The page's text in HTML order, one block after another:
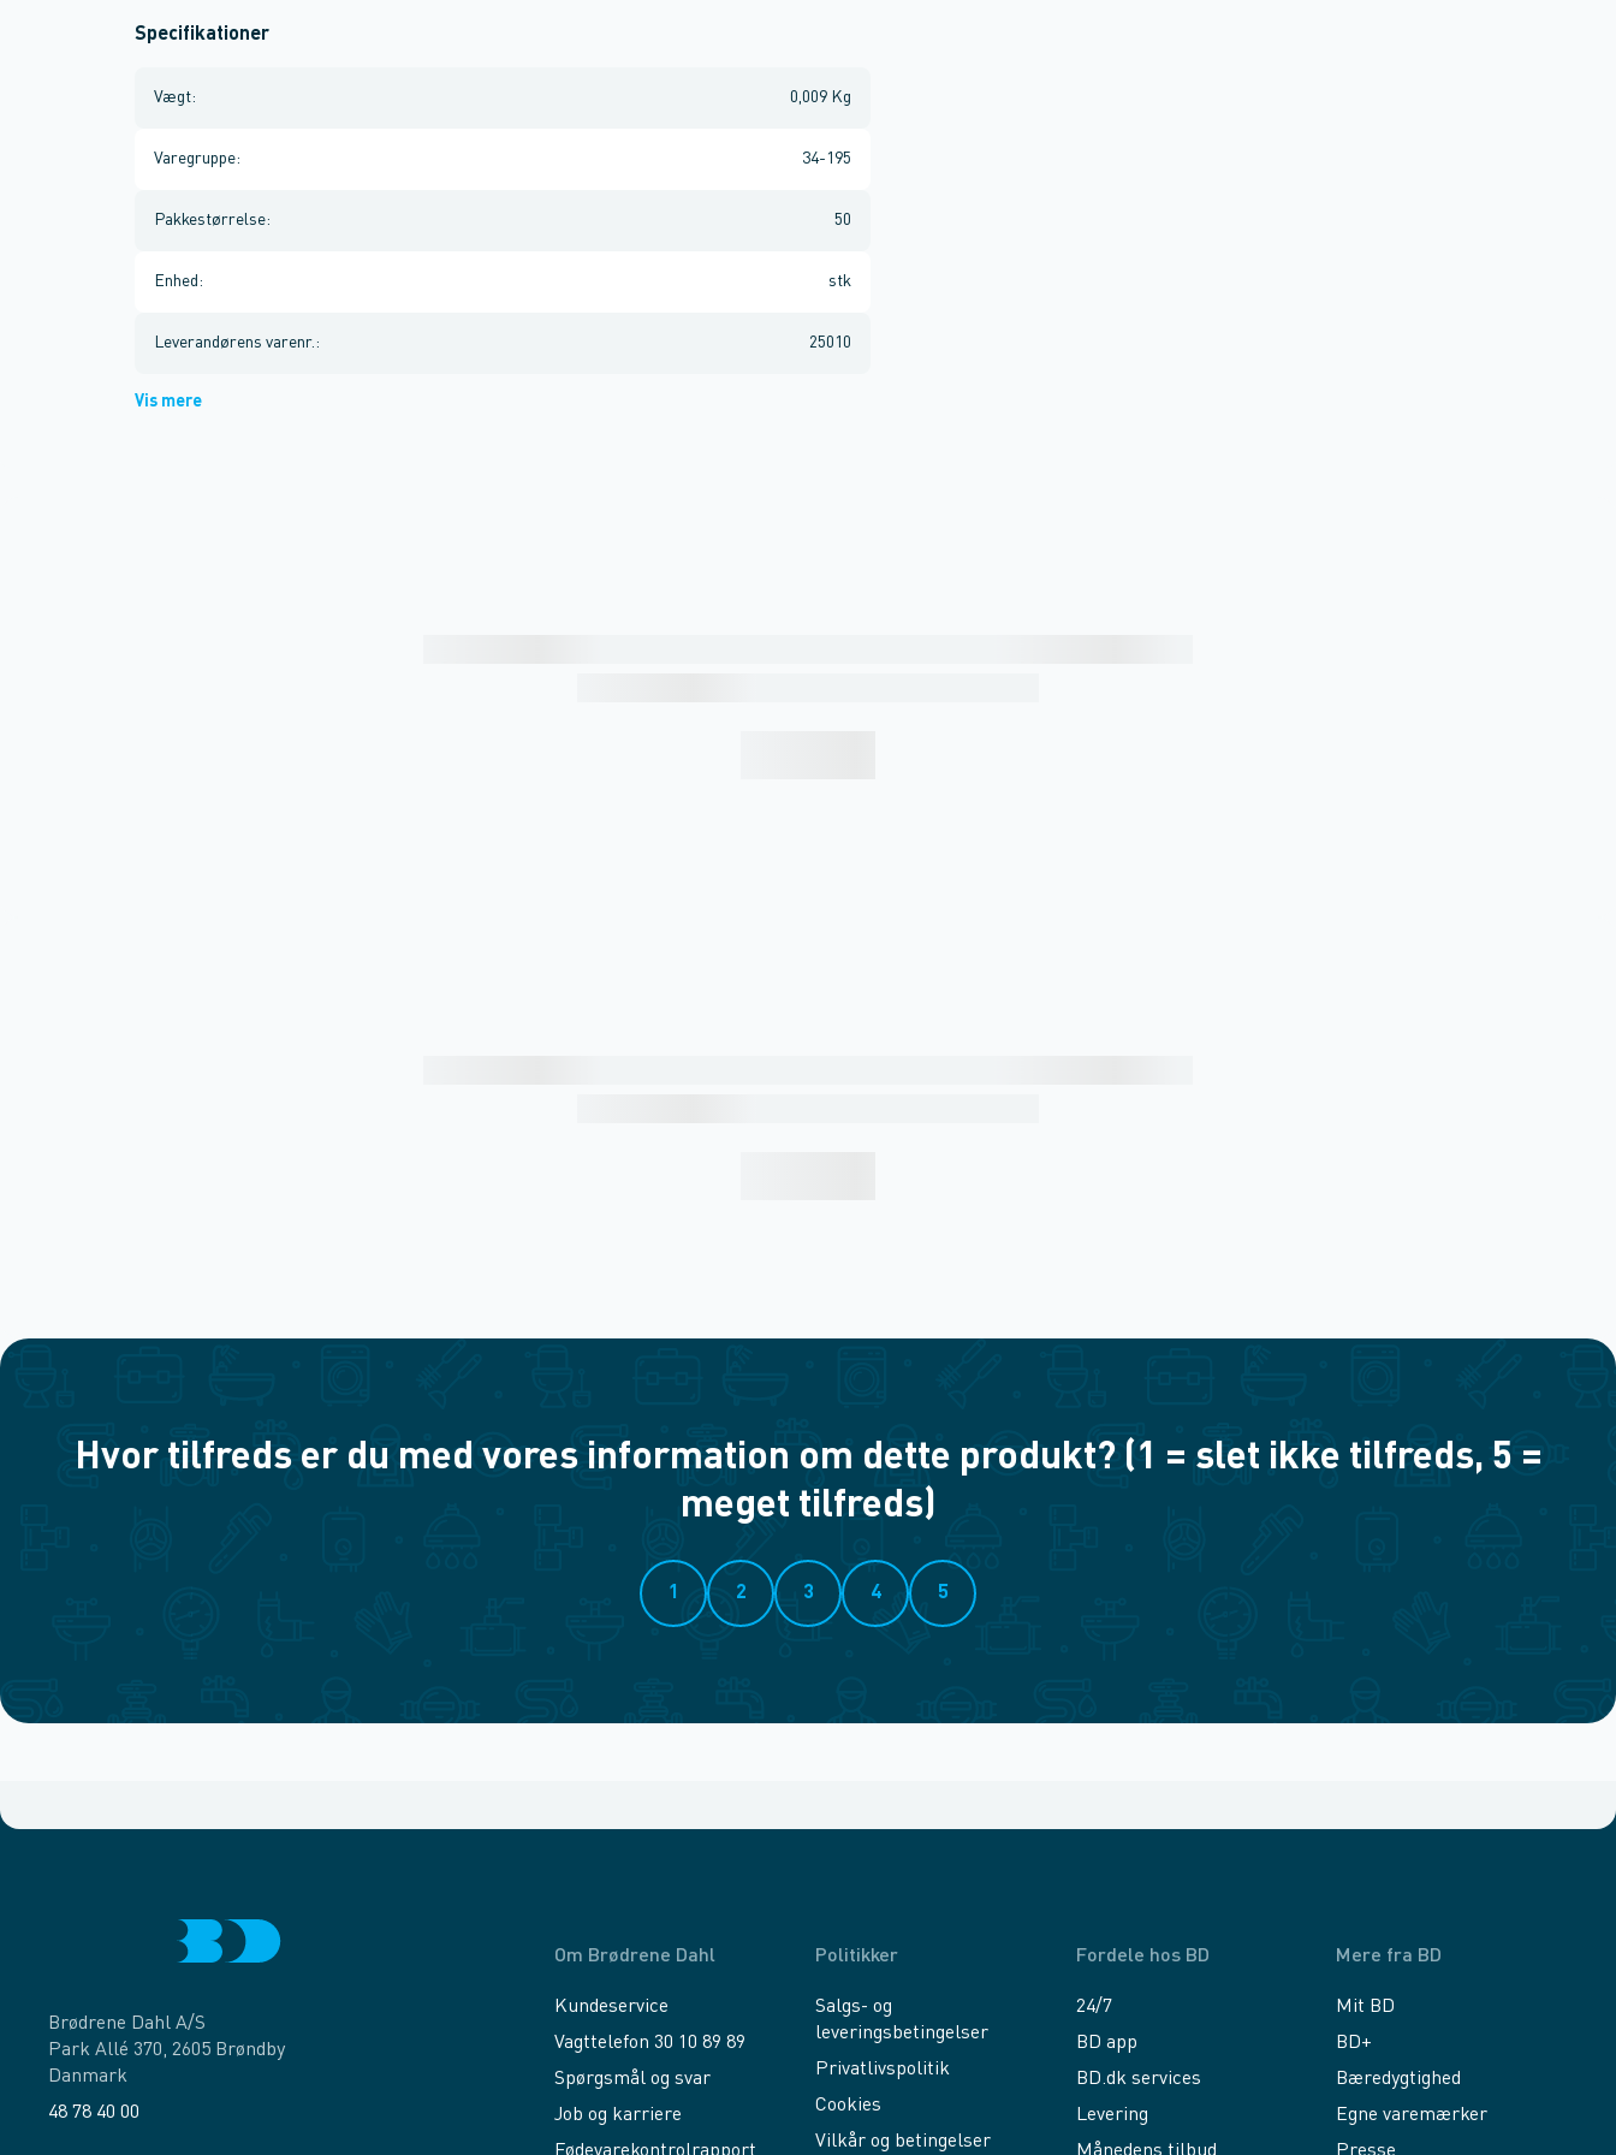
Specifikationer
Vægt: 0,009 Kg
Varegruppe: 34-195
Pakkestørrelse: 50
Enhed : stk
Leverandørens varenr. : 25010
Vis mere
Hvor tilfreds er du med vores information om dette produkt? (1 = slet ikke tilfreds, 5 =
meget tilfreds)
1 2 3 4 5
Brødrene Dahl A/S
Park Allé 370, 2605 Brøndby
Danmark
48 78 40 00
Om Brødrene Dahl
Kundeservice
Vagttelefon 30 10 89 89
Spørgsmål og svar
Job og karriere
Politikker
Salgs- og
leveringsbetingelser
Privatlivspolitik
Cookies
Vilkår og betingelser
Fordele hos BD
24/7
BD app
BD.dk services
Levering
Mere fra BD
Mit BD
BD+
Bæredygtighed
Egne varemærker